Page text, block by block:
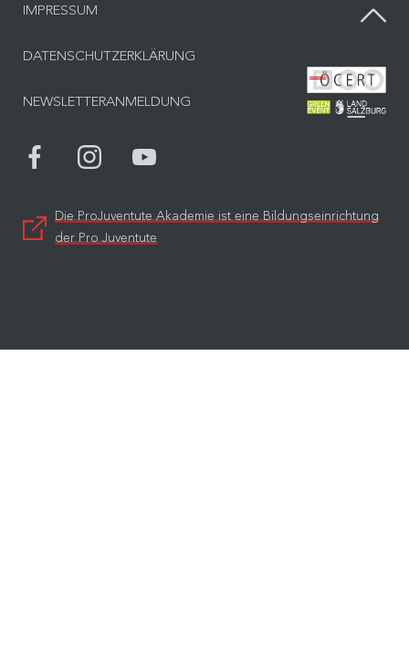
IMPRESSUM
DATENSCHUTZERKLÄRUNG
NEWSLETTERANMELDUNG
Die ProJuventute Akademie ist eine Bildungseinrichtung
der Pro Juventute